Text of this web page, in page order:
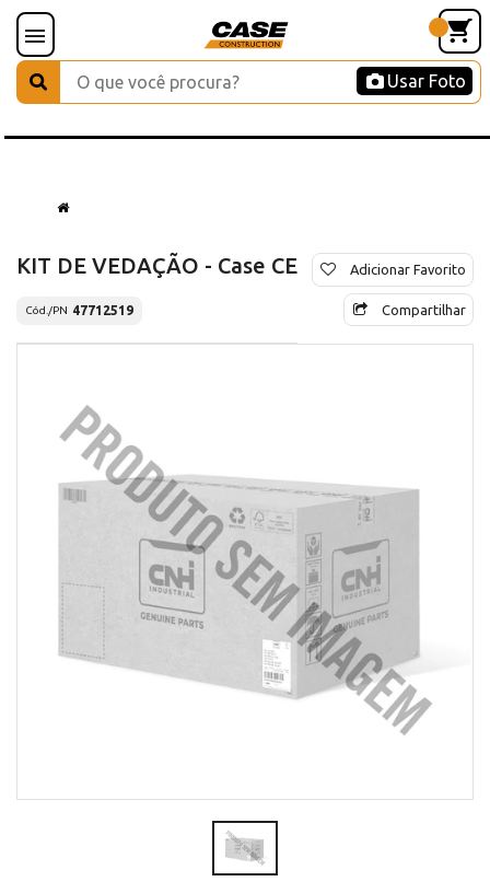
Usar Foto
KIT DE VEDAÇÃO - Case CE
Cód./PN 47712519
Adicionar Favorito
Compartilhar